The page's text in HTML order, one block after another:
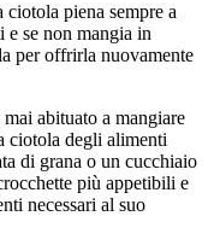
piena sempre a
se non mangia in
per offrirla nuovamente
abituato a mangiare
ciotola degli alimenti
di grana o un cucchiaio
più appetibili e
necessari al suo